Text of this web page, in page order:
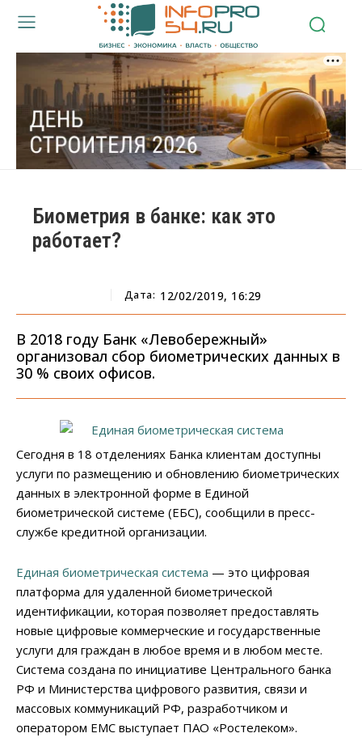
Биометрия в банке: как это
работает?
Дата: 12/02/2019, 16:29
В 2018 году Банк «Левобережный»
организовал сбор биометрических данных в
30 % своих офисов.
Сегодня в 18 отделениях Банка клиентам доступны
услуги по размещению и обновлению биометрических
данных в электронной форме в Единой
биометрической системе (ЕБС), сообщили в пресс-
службе кредитной организации.
Единая биометрическая система — это цифровая
платформа для удаленной биометрической
идентификации, которая позволяет предоставлять
новые цифровые коммерческие и государственные
услуги для граждан в любое время и в любом месте.
Система создана по инициативе Центрального банка
РФ и Министерства цифрового развития, связи и
массовых коммуникаций РФ, разработчиком и
оператором ЕМС выступает ПАО «Ростелеком».